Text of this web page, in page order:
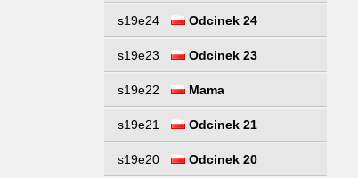
s19e24 Odcinek 24
s19e23 Odcinek 23
s19e22 Mama
s19e21 Odcinek 21
s19e20 Odcinek 20